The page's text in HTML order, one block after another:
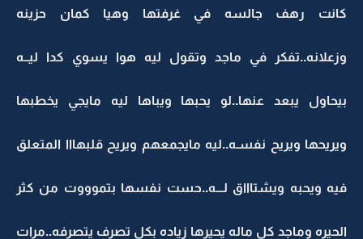
كانت رهف جالسه في غرفتها وهيا كمان حزينه
وزعلانه..تفكر في ماجد وتقول ليه هوا يسوي كدا ليــه
بيحاول يبعد عنها..لو يحبها ويباها ليه مايجي يخطبها
ويريحها ويريح نفسـه..ليه مايجمعهم ويريح قلبهااا المتعلق
فيه ويحبه ويشتاااق لـــه..حست نفسها بتموووت من كثر
الحيره وماجد كل ماله يحيرها زياده بكل تصرف يتصرفه..مرات